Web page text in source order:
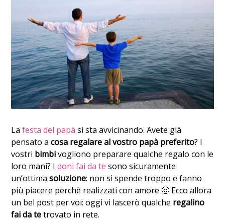
La festa del papà si sta avvicinando. Avete già
pensato acosa regalare al vostro papà preferito? I
vostri bimbivogliono preparare qualche regalo con le
loro mani? Idoni fai da te sono sicuramente
un’ottimasoluzione: non si spende troppo e fanno
più piacere perchè realizzati con amore 🙂 Ecco allora
un bel post per voi: oggi vi lascerò qualche regalino
fai da tetrovato in rete.